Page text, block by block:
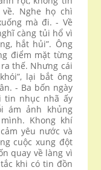
Nghe họ chì
mà đi. - Về
càng tủi hổ vì
hắt hủi”. Ông
điểm mặt từng
thế. Nhưng cái
lại bắt ông
- Ba bốn ngày
tin nhục nhã ấy
ám ảnh khủng
Khong khí
yêu nước và
cuộc xung đột
quay về làng vì
khi có tin đồn